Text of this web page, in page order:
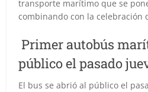
transporte marítimo que se
combinando con la celebración
Primer autobús
público el pasado
El bus se abrió al público el